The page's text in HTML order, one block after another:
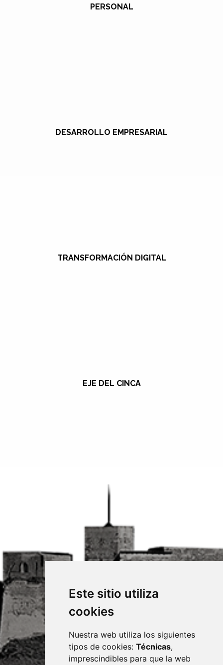
Este sitio utiliza
cookies
Nuestra web utiliza los siguientes
tipos de cookies: Técnicas,
imprescindibles para que la web
PERSONAL
DESARROLLO EMPRESARIAL
TRANSFORMACIÓN DIGITAL
EJE DEL CINCA